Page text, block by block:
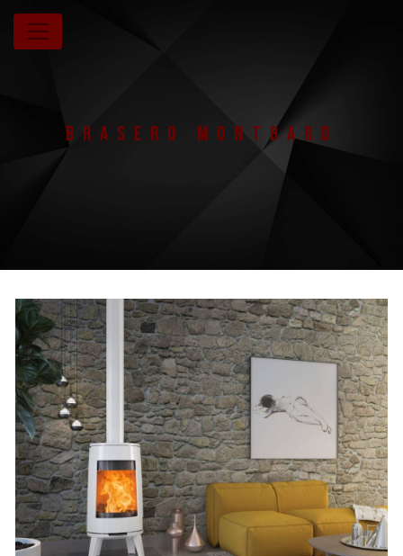
Panneau de gestion des cookies
Brasero Montbard